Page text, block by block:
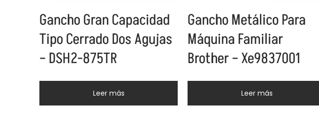
Gancho Gran Capacidad
Tipo Cerrado Dos Agujas
– DSH2-875TR
Leer más
Gancho Metálico Para
Máquina Familiar
Brother – Xe9837001
Leer más